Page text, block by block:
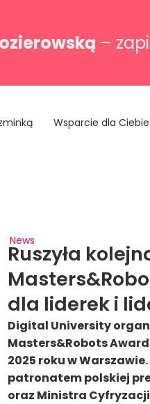
–
Wsparcie dla Ciebie
News
Ruszyła
dla liderek i
Digital University
Masters&Robots
2025 roku w
patronatem polskiej
oraz Ministra